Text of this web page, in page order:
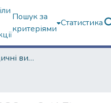
Пошук за
критеріями
Статистика
Харківські періодичні видання